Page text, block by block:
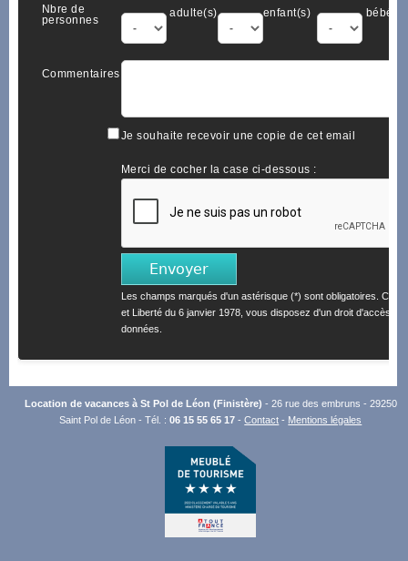
Nbre de
personnes
adulte(s) enfant(s) bébé(s)
Commentaires
Je souhaite recevoir une copie de cet email
Merci de cocher la case ci-dessous :
Les champs marqués d'un astérisque (*) sont obligatoires.
et Liberté du 6 janvier 1978, vous disposez d'un droit d'accès et
données.
Location de vacances à St Pol de Léon (Finistère) - 26 rue des embruns - 29250
Saint Pol de Léon - Tél. :06 15 55 65 17 -Contact - Mentions légales